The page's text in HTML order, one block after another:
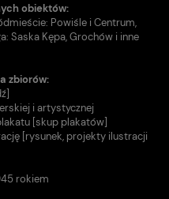
obiektów:
Powiśle i Centrum,
Saska Kępa, Grochów i inne
zbiorów:
i artystycznej
[skup plakatów]
[rysunek, projekty ilustracji
rokiem